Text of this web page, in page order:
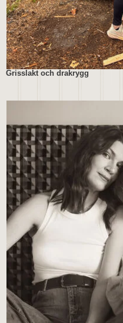
Grisslakt och drakrygg